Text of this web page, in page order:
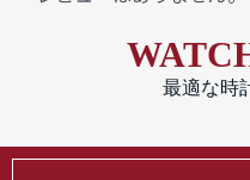
最適な時